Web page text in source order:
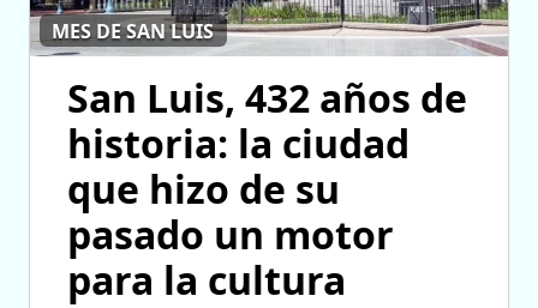
MES DE SAN LUIS
San Luis, 432 años de
historia: la ciudad
que hizo de su
pasado un motor
para la cultura